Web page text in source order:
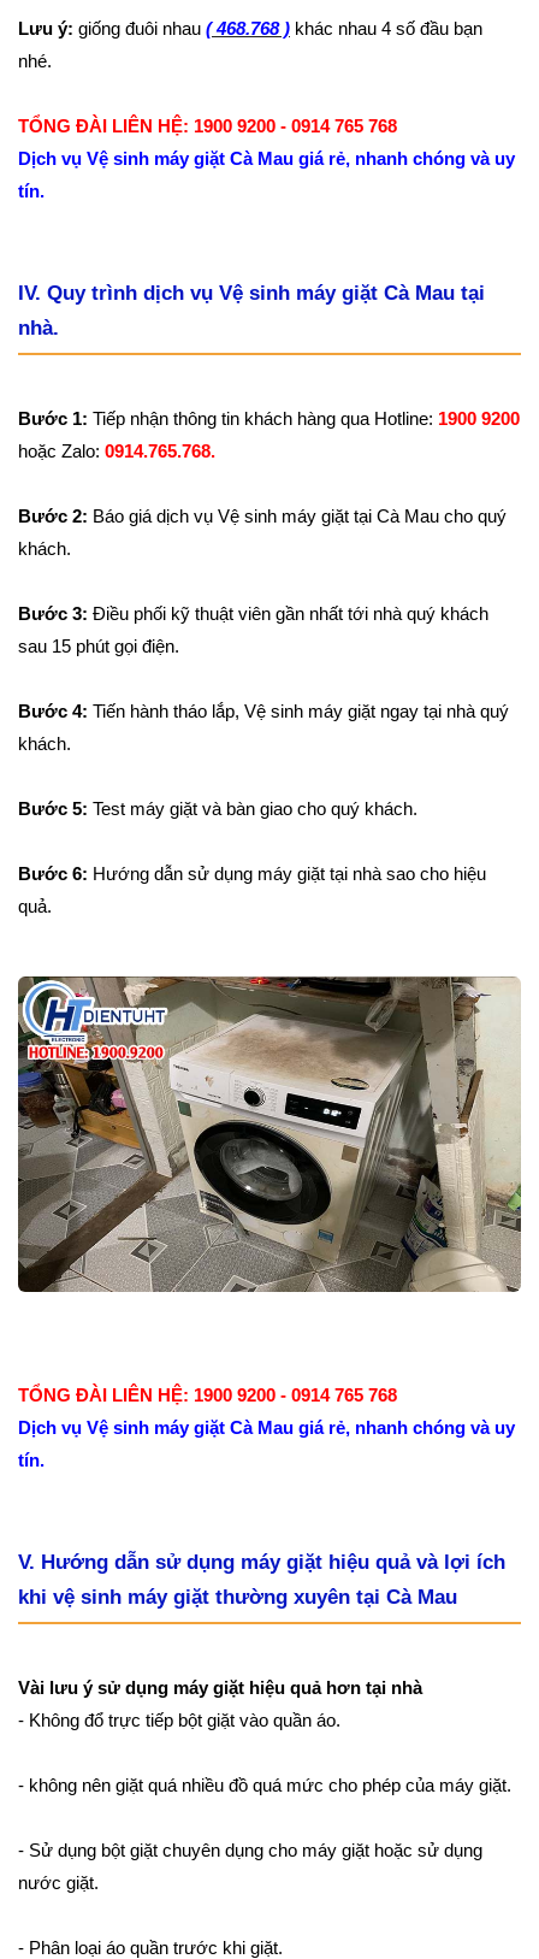
Lưu ý: giống đuôi nhau ( 468.768 ) khác nhau 4 số đầu bạn
nhé.
TỔNG ĐÀI LIÊN HỆ: 1900 9200 - 0914 765 768
Dịch vụ Vệ sinh máy giặt Cà Mau giá rẻ, nhanh chóng và uy
tín.
IV. Quy trình dịch vụ Vệ sinh máy giặt Cà Mau tại
nhà.
Bước 1: Tiếp nhận thông tin khách hàng qua Hotline: 1900 9200
hoặc Zalo: 0914.765.768.
Bước 2: Báo giá dịch vụ Vệ sinh máy giặt tại Cà Mau cho quý
khách.
Bước 3: Điều phối kỹ thuật viên gần nhất tới nhà quý khách
sau 15 phút gọi điện.
Bước 4: Tiến hành tháo lắp, Vệ sinh máy giặt ngay tại nhà quý
khách.
Bước 5: Test máy giặt và bàn giao cho quý khách.
Bước 6: Hướng dẫn sử dụng máy giặt tại nhà sao cho hiệu
quả.
TỔNG ĐÀI LIÊN HỆ: 1900 9200 - 0914 765 768
Dịch vụ Vệ sinh máy giặt Cà Mau giá rẻ, nhanh chóng và uy
tín.
V. Hướng dẫn sử dụng máy giặt hiệu quả và lợi ích
khi vệ sinh máy giặt thường xuyên tại Cà Mau
Vài lưu ý sử dụng máy giặt hiệu quả hơn tại nhà
- Không đổ trực tiếp bột giặt vào quần áo.
- không nên giặt quá nhiều đồ quá mức cho phép của máy giặt.
- Sử dụng bột giặt chuyên dụng cho máy giặt hoặc sử dụng
nước giặt.
- Phân loại áo quần trước khi giặt.